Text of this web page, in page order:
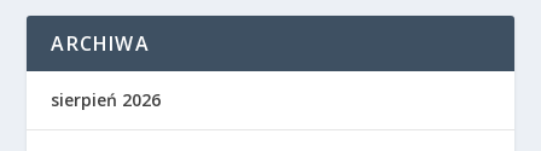
ARCHIWA
sierpień 2026